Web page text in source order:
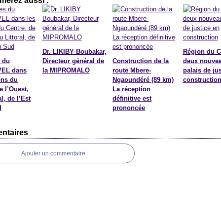
du
dans
du
l’Ouest,
de l’Est
Dr. LIKIBY Boubakar,
Directeur général de
la MIPROMALO
Construction de la
route Mbere-
Ngaoundéré (89 km)
La réception
définitive est
prononcée
Région du
deux
palais de
construction
Ajouter un commentaire